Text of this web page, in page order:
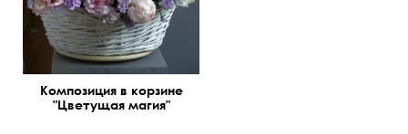
Композиция в корзине
"Цветущая магия"